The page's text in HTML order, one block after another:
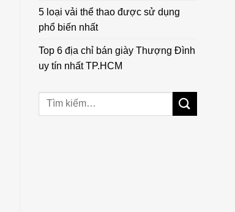
5 loại vải thể thao được sử dụng
phổ biến nhất
Top 6 địa chỉ bán giày Thượng Đình
uy tín nhất TP.HCM